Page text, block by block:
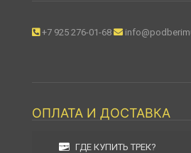
+7 925 276-01-68
ОПЛАТА И ДОСТАВКА
ГДЕ КУПИТЬ ТРЕК?